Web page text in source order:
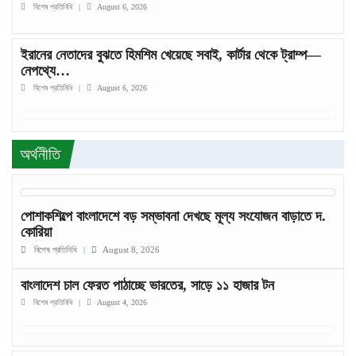
শেখ হাসিনার পরিবারের বেশির ভাগই নিরাপদে দেশের বাইরে , কে
বিশেষ প্রতিনিধি | August 6, 2026
ইরানের নেতাদের বুঝতে হিমশিম খেয়েছে সবাই, কার্টার থেকে ট্রাম্প—
নেপথ্যে…
বিশেষ প্রতিনিধি | August 6, 2026
অর্থনীতি
পোশাকশিল্পে বাংলাদেশে বড় সম্ভাবনা দেখছে মূল্য সংযোজন বাড়াতে দ.
কোরিয়া
বিশেষ প্রতিনিধি | August 8, 2026
বাংলাদেশ চাল ফেরত পাঠাচ্ছে ভারতের, সাড়ে ১১ হাজার টন
বিশেষ প্রতিনিধি | August 4, 2026